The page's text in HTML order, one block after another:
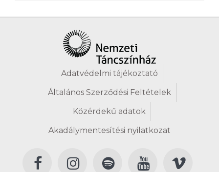
Adatvédelmi tájékoztató
Általános Szerződési Feltételek
Közérdekű adatok
Akadálymentesítési nyilatkozat